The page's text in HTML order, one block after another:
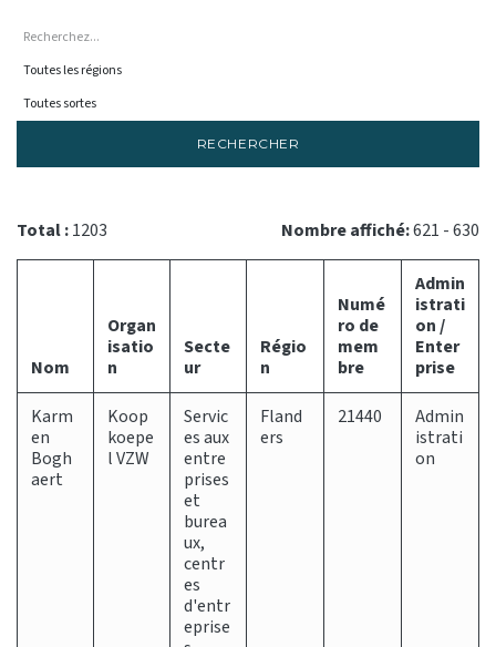
RECHERCHER
Total :1203 Nombre affiché:621 - 630
Nom
Organ
isatio
n
Secte
ur
Régio
n
Numé
ro de
mem
bre
Admin
istrati
on /
Enter
prise
Karm
en
Bogh
aert
Koop
koepe
l VZW
Servic
es aux
entre
prises
et
burea
ux,
centr
es
d'entr
eprise
Fland
ers
21440
Admin
istrati
on